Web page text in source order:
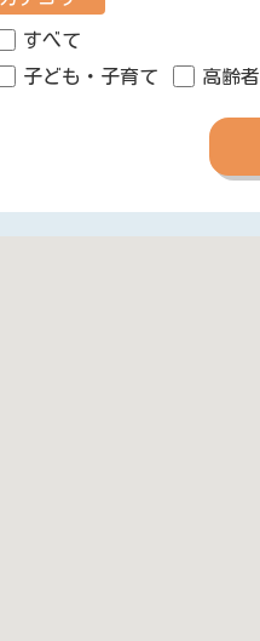
すべて
子ども・子育て
高齢者